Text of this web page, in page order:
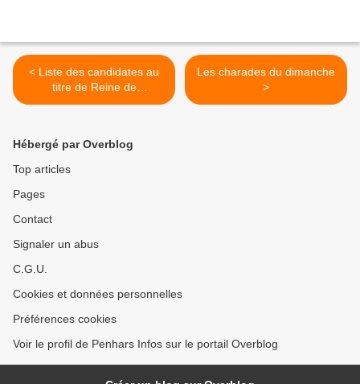
< Liste des candidates au
titre de Reine de
Cornouaille 2022
Les charades du dimanche
>
Hébergé par Overblog
Top articles
Pages
Contact
Signaler un abus
C.G.U.
Cookies et données personnelles
Préférences cookies
Voir le profil de Penhars Infos sur le portail Overblog